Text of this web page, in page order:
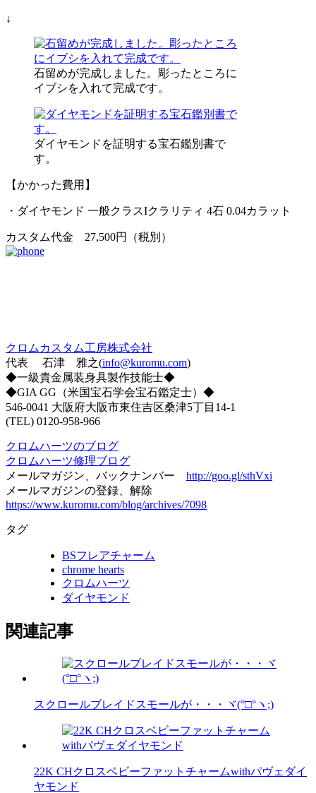
↓
石留めが完成しました。彫ったところに
イブシを入れて完成です。
ダイヤモンドを証明する宝石鑑別書で
す。
【かかった費用】
・ダイヤモンド 一般クラスIクラリティ 4石 0.04カラット
カスタム代金 27,500円（税別）
クロムカスタム工房株式会社
代表 石津 雅之(info@kuromu.com)
◆一級貴金属装身具製作技能士◆
◆GIA GG（米国宝石学会宝石鑑定士）◆
546-0041 大阪府大阪市東住吉区桑津5丁目14-1
(TEL) 0120-958-966
クロムハーツのブログ
クロムハーツ修理ブログ
メールマガジン、バックナンバー http://goo.gl/sthVxi
メールマガジンの登録、解除
https://www.kuromu.com/blog/archives/7098
タグ
BSフレアチャーム
chrome hearts
クロムハーツ
ダイヤモンド
関連記事
スクロールブレイドスモールが・・・ヾ(°□°ヽ;)
22K CHクロスベビーファットチャームwithパヴェダイ
ヤモンド